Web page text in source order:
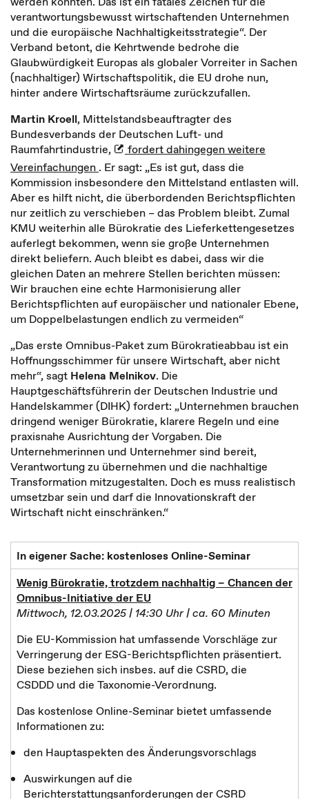
verantwortungsbewusst wirtschaftenden Unternehmen
und die europäische Nachhaltigkeitsstrategie“. Der
Verband betont, die Kehrtwende bedrohe die
Glaubwürdigkeit Europas als globaler Vorreiter in Sachen
(nachhaltiger) Wirtschaftspolitik, die EU drohe nun,
hinter andere Wirtschaftsräume zurückzufallen.
Martin Kroell, Mittelstandsbeauftragter des
Bundesverbands der Deutschen Luft- und
Raumfahrtindustrie,
fordert dahingegen weitere
Vereinfachungen . Er sagt: „Es ist gut, dass die
Kommission insbesondere den Mittelstand entlasten will.
Aber es hilft nicht, die überbordenden Berichtspflichten
nur zeitlich zu verschieben – das Problem bleibt. Zumal
KMU weiterhin alle Bürokratie des Lieferkettengesetzes
auferlegt bekommen, wenn sie große Unternehmen
direkt beliefern. Auch bleibt es dabei, dass wir die
gleichen Daten an mehrere Stellen berichten müssen:
Wir brauchen eine echte Harmonisierung aller
Berichtspflichten auf europäischer und nationaler Ebene,
um Doppelbelastungen endlich zu vermeiden“
„Das erste Omnibus-Paket zum Bürokratieabbau ist ein
Hoffnungsschimmer für unsere Wirtschaft, aber nicht
mehr“, sagt Helena Melnikov. Die
Hauptgeschäftsführerin der Deutschen Industrie und
Handelskammer (DIHK) fordert: „Unternehmen brauchen
dringend weniger Bürokratie, klarere Regeln und eine
praxisnahe Ausrichtung der Vorgaben. Die
Unternehmerinnen und Unternehmer sind bereit,
Verantwortung zu übernehmen und die nachhaltige
Transformation mitzugestalten. Doch es muss realistisch
umsetzbar sein und darf die Innovationskraft der
Wirtschaft nicht einschränken.“
In eigener Sache: kostenloses Online-Seminar
Wenig Bürokratie, trotzdem nachhaltig – Chancen der
Omnibus-Initiative der EU
Mittwoch, 12.03.2025 | 14:30 Uhr | ca. 60 Minuten
Die EU-Kommission hat umfassende Vorschläge zur
Verringerung der ESG-Berichtspflichten präsentiert.
Diese beziehen sich insbes. auf die CSRD, die
CSDDD und die Taxonomie-Verordnung.
Das kostenlose Online-Seminar bietet umfassende
Informationen zu:
den Hauptaspekten des Änderungsvorschlags
Auswirkungen auf die
Berichterstattungsanforderungen der CSRD